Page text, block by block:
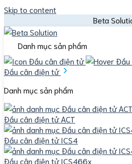
Skip to content
Beta Solution – Đại
Danh mục sản phẩm
Đầu cân điện tử
Danh mục sản phẩm
Đầu cân điện tử ACT
Đầu cân điện tử ICS4
Đầu cân điện tử ICS466x